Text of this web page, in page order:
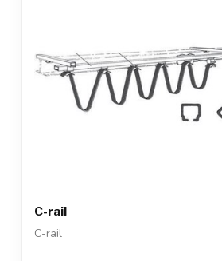
C-rail
C-rail